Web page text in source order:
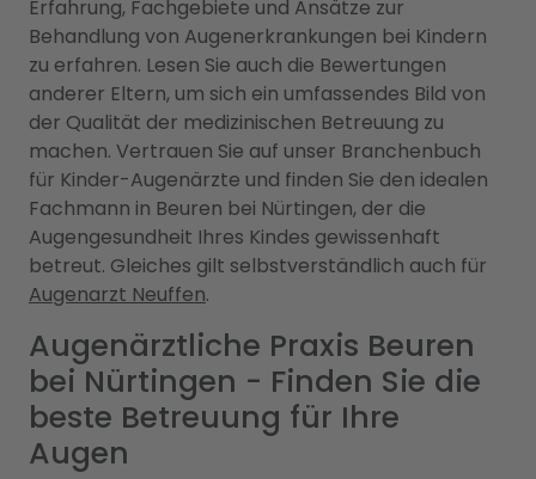
Erfahrung, Fachgebiete und Ansätze zur
Behandlung von Augenerkrankungen bei Kindern
zu erfahren. Lesen Sie auch die Bewertungen
anderer Eltern, um sich ein umfassendes Bild von
der Qualität der medizinischen Betreuung zu
machen. Vertrauen Sie auf unser Branchenbuch
für Kinder-Augenärzte und finden Sie den idealen
Fachmann in Beuren bei Nürtingen, der die
Augengesundheit Ihres Kindes gewissenhaft
betreut. Gleiches gilt selbstverständlich auch für
Augenarzt Neuffen.
Augenärztliche Praxis Beuren
bei Nürtingen - Finden Sie die
beste Betreuung für Ihre
Augen